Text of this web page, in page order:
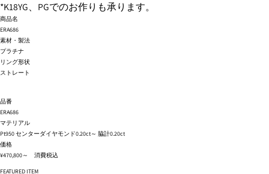
*K18YG、PGでのお作りも承ります。
商品名
ERA686
素材・製法
プラチナ
リング形状
ストレート
品番
ERA686
マテリアル
Pt950 センターダイヤモンド0.20ct～ 脇計0.20ct
価格
¥470,800～ 消費税込
FEATURED ITEM